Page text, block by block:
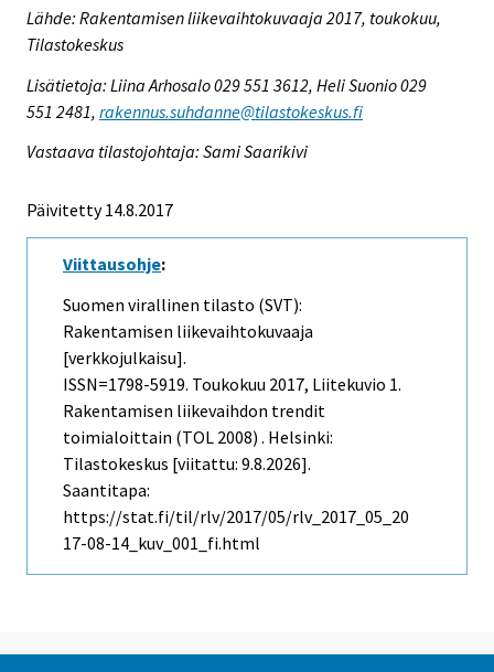
Lähde: Rakentamisen liikevaihtokuvaaja 2017, toukokuu,
Tilastokeskus
Lisätietoja: Liina Arhosalo 029 551 3612, Heli Suonio 029
551 2481, rakennus.suhdanne@tilastokeskus.fi
Vastaava tilastojohtaja: Sami Saarikivi
Päivitetty 14.8.2017
Viittausohje:
Suomen virallinen tilasto (SVT):
Rakentamisen liikevaihtokuvaaja
[verkkojulkaisu].
ISSN=1798-5919. Toukokuu 2017, Liitekuvio 1.
Rakentamisen liikevaihdon trendit
toimialoittain (TOL 2008) . Helsinki:
Tilastokeskus [viitattu: 9.8.2026].
Saantitapa:
https://stat.fi/til/rlv/2017/05/rlv_2017_05_20
17-08-14_kuv_001_fi.html